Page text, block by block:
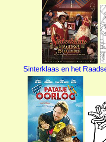
Sinterklaas en het